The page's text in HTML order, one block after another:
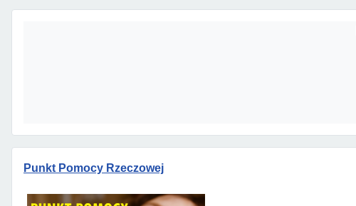
Punkt Pomocy Rzeczowej